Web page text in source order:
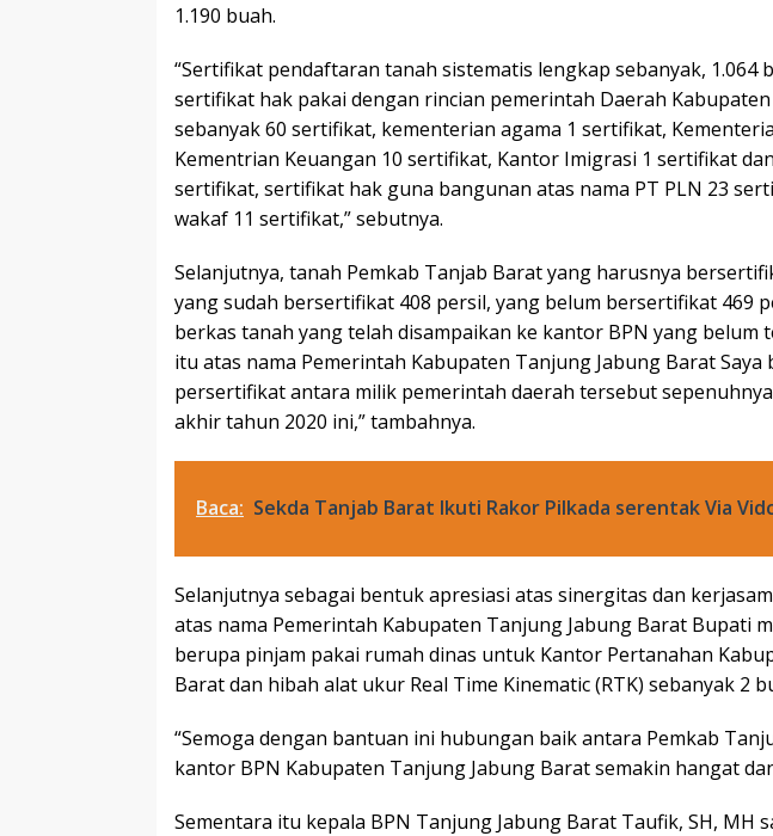
1.190 buah.
“Sertifikat pendaftaran tanah sistematis lengkap sebanyak, 1.064
sertifikat hak pakai dengan rincian pemerintah Daerah
sebanyak 60 sertifikat, kementerian agama 1 sertifikat,
Kementrian Keuangan 10 sertifikat, Kantor Imigrasi 1 sertifikat
sertifikat, sertifikat hak guna bangunan atas nama PT PLN 23
wakaf 11 sertifikat,” sebutnya.
Selanjutnya, tanah Pemkab Tanjab Barat yang harusnya
yang sudah bersertifikat 408 persil, yang belum bersertifikat 469
berkas tanah yang telah disampaikan ke kantor BPN yang
itu atas nama Pemerintah Kabupaten Tanjung Jabung Barat
persertifikat antara milik pemerintah daerah tersebut
akhir tahun 2020 ini,” tambahnya.
Baca: Sekda Tanjab Barat Ikuti Rakor Pilkada serentak Via
Selanjutnya sebagai bentuk apresiasi atas sinergitas dan
atas nama Pemerintah Kabupaten Tanjung Jabung Barat Bupati
berupa pinjam pakai rumah dinas untuk Kantor Pertanahan
Barat dan hibah alat ukur Real Time Kinematic (RTK) sebanyak 2
“Semoga dengan bantuan ini hubungan baik antara Pemkab
kantor BPN Kabupaten Tanjung Jabung Barat semakin hangat
Sementara itu kepala BPN Tanjung Jabung Barat Taufik, SH, MH